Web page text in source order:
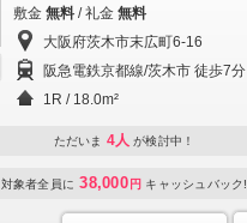
敷金 無料 / 礼金 無料
大阪府茨木市末広町6-16
阪急電鉄京都線/茨木市 徒歩7分
1R / 18.0m²
ただいま 4人 が検討中！
対象者全員に 38,000 円 キャッシュバック!